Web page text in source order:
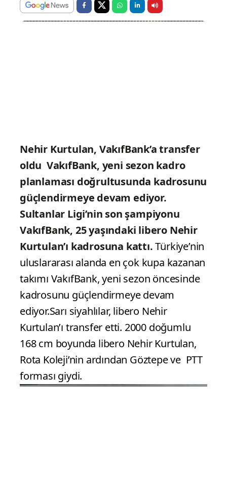
Nehir Kurtulan, VakıfBank’a transfer
oldu VakıfBank, yeni sezon kadro
planlaması doğrultusunda kadrosunu
güçlendirmeye devam ediyor.
Sultanlar Ligi’nin son şampiyonu
VakıfBank, 25 yaşındaki libero Nehir
Kurtulan’ı kadrosuna kattı.Türkiye’nin
uluslararası alanda en çok kupa kazanan
takımı VakıfBank, yeni sezon öncesinde
kadrosunu güçlendirmeye devam
ediyor.Sarı siyahlılar, libero Nehir
Kurtulan’ı transfer etti. 2000 doğumlu
168 cm boyunda libero Nehir Kurtulan,
Rota Koleji’nin ardından Göztepe ve PTT
forması giydi.